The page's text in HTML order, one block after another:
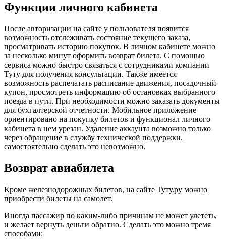
Функции личного кабинета
После авторизации на сайте у пользователя появится
возможность отслеживать состояние текущего заказа,
просматривать историю покупок. В личном кабинете можно
за несколько минут оформить возврат билета. С помощью
сервиса можно быстро связаться с сотрудниками компании
Туту для получения консультации. Также имеется
возможность распечатать расписание движения, посадочный
купон, просмотреть информацию об остановках выбранного
поезда в пути. При необходимости можно заказать документы
для бухгалтерской отчетности. Мобильное приложение
ориентировано на покупку билетов и функционал личного
кабинета в нем урезан. Удаление аккаунта возможно только
через обращение в службу технической поддержки,
самостоятельно сделать это невозможно.
Возврат авиабилета
Кроме железнодорожных билетов, на сайте Туту.ру можно
приобрести билеты на самолет.
Иногда пассажир по каким-либо причинам не может улететь,
и желает вернуть деньги обратно. Сделать это можно тремя
способами: